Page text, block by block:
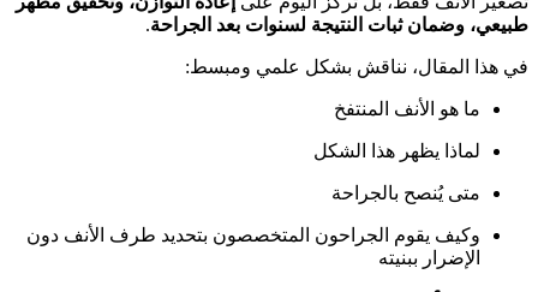
طبيعي، وضمان ثبات النتيجة لسنوات بعد الجراحة.
في هذا المقال، نناقش بشكل علمي ومبسط:
ما هو الأنف المنتفخ
لماذا يظهر هذا الشكل
متى يُنصح بالجراحة
وكيف يقوم الجراحون المتخصصون بتحديد طرف الأنف دون
الإضرار ببنيته